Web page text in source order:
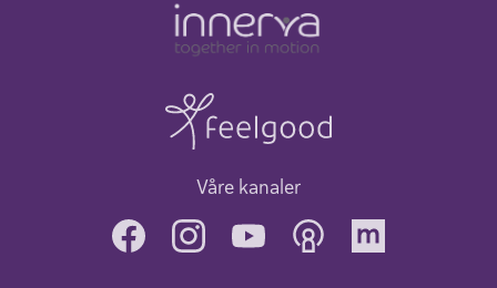
Våre kanaler